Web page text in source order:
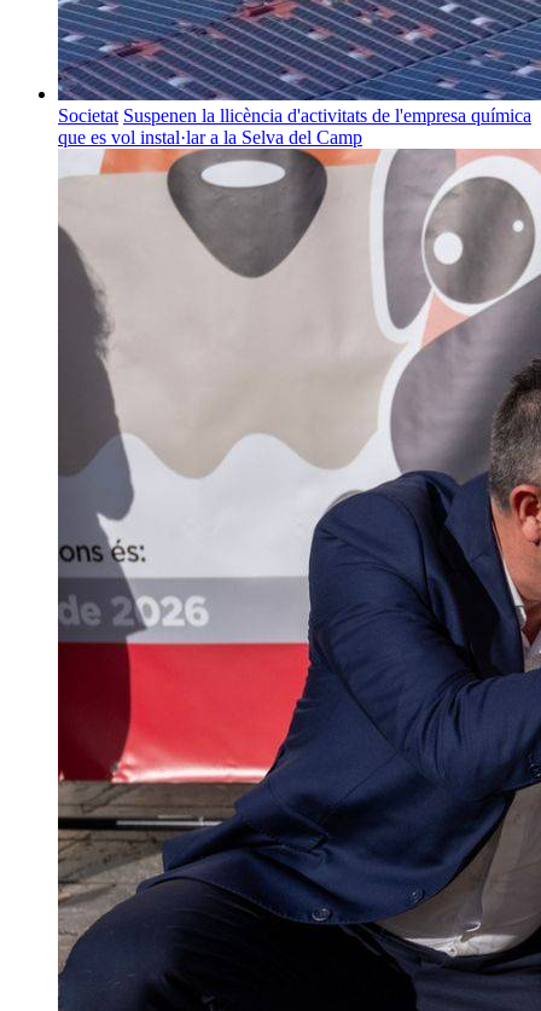
Societat Suspenen la llicència d'activitats de l'empresa química
que es vol instal·lar a la Selva del Camp